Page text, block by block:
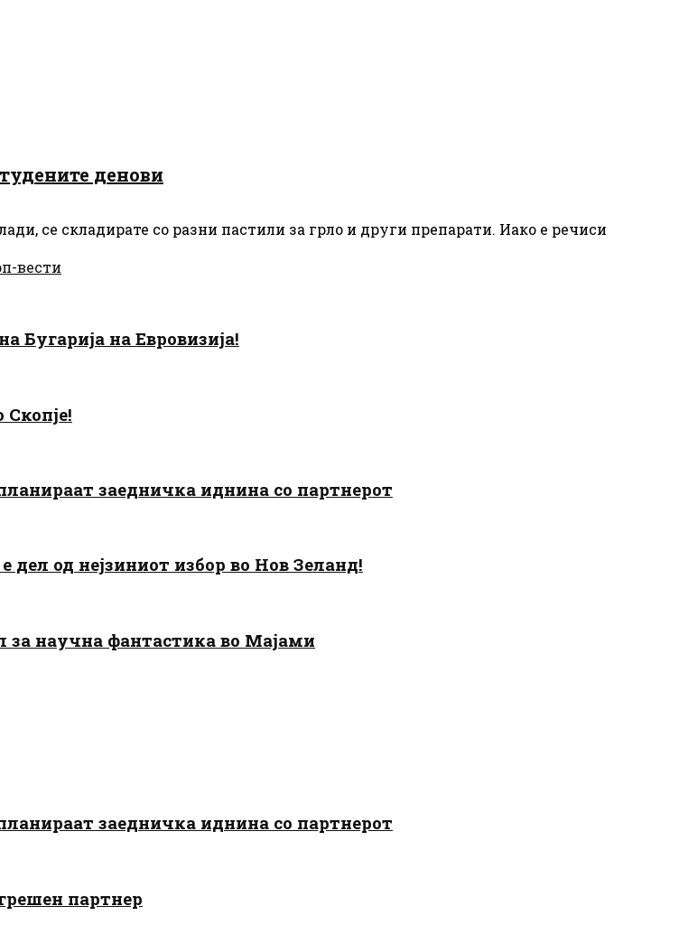
денови
се складирате со разни пастили за грло и други препарати. Иако е речиси
вести
Бугарија на Евровизија!
заедничка иднина со партнерот
дел од нејзиниот избор во Нов Зеланд!
за научна фантастика во Мајами
заедничка иднина со партнерот
партнер